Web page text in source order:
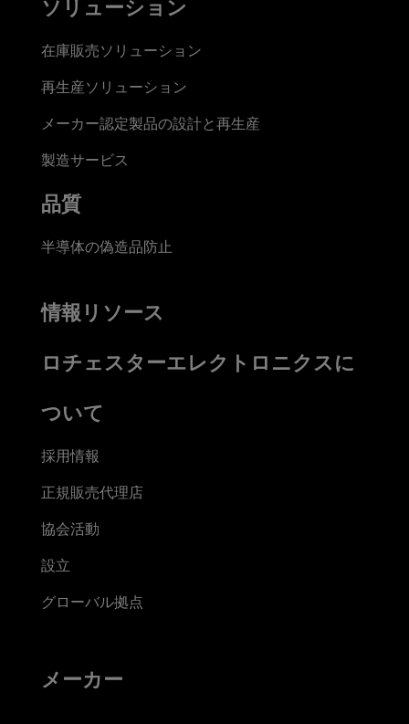
ソリューション
在庫販売ソリューション
再生産ソリューション
メーカー認定製品の設計と再生産
製造サービス
品質
半導体の偽造品防止
情報リソース
ロチェスターエレクトロニクスに
ついて
採用情報
正規販売代理店
協会活動
設立
グローバル拠点
メーカー